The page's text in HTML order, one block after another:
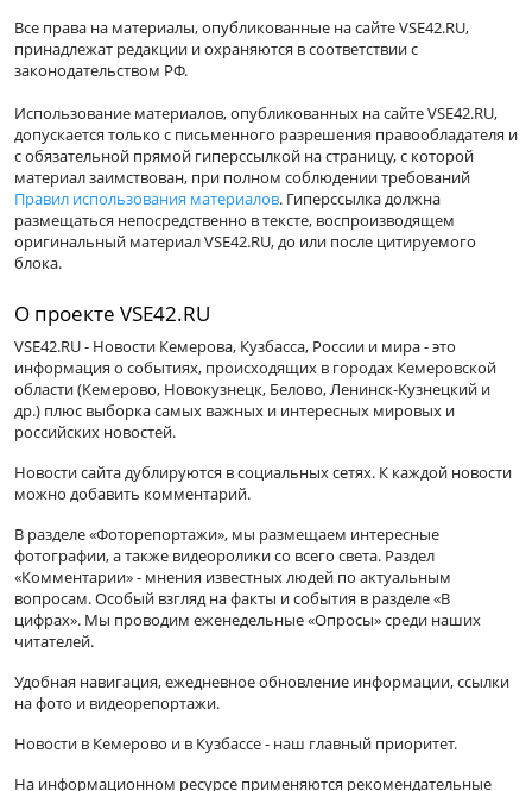
Все права на материалы, опубликованные на сайте VSE42.RU,
принадлежат редакции и охраняются в соответствии с
законодательством РФ.
Использование материалов, опубликованных на сайте VSE42.RU,
допускается только с письменного разрешения правообладателя и
с обязательной прямой гиперссылкой на страницу, с которой
материал заимствован, при полном соблюдении требований
Правил использования материалов. Гиперссылка должна
размещаться непосредственно в тексте, воспроизводящем
оригинальный материал VSE42.RU, до или после цитируемого
блока.
О проекте VSE42.RU
VSE42.RU - Новости Кемерова, Кузбасса, России и мира - это
информация о событиях, происходящих в городах Кемеровской
области (Кемерово, Новокузнецк, Белово, Ленинск-Кузнецкий и
др.) плюс выборка самых важных и интересных мировых и
российских новостей.
Новости сайта дублируются в социальных сетях. К каждой новости
можно добавить комментарий.
В разделе «Фоторепортажи», мы размещаем интересные
фотографии, а также видеоролики со всего света. Раздел
«Комментарии» - мнения известных людей по актуальным
вопросам. Особый взгляд на факты и события в разделе «В
цифрах». Мы проводим еженедельные «Опросы» среди наших
читателей.
Удобная навигация, ежедневное обновление информации, ссылки
на фото и видеорепортажи.
Новости в Кемерово и в Кузбассе - наш главный приоритет.
На информационном ресурсе применяются рекомендательные